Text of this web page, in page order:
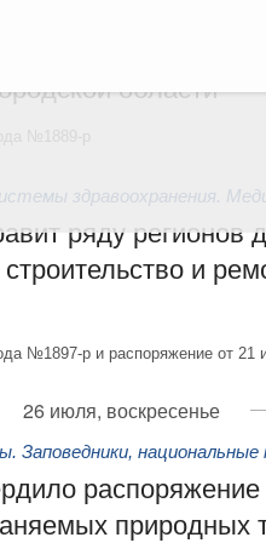
области
здравоохранения.
ряду регионов
и
№1897-р и распоряжение от
26 июля, воскресенье
Заповедники, национальные
природных